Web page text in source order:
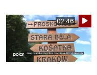
02:46